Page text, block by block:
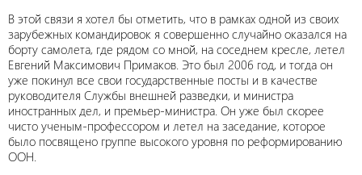
В этой связи я хотел бы отметить, что в рамках одной из своих
зарубежных командировок я совершенно случайно оказался на
борту самолета, где рядом со мной, на соседнем кресле, летел
Евгений Максимович Примаков. Это был 2006 год, и тогда он
уже покинул все свои государственные посты и в качестве
руководителя Службы внешней разведки, и министра
иностранных дел, и премьер-министра. Он уже был скорее
чисто ученым-профессором и летел на заседание, которое
было посвящено группе высокого уровня по реформированию
ООН.